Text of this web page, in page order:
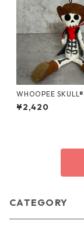
WHOOPEE
OY WHITE/Sサイズ
¥2,420
CATEGORY